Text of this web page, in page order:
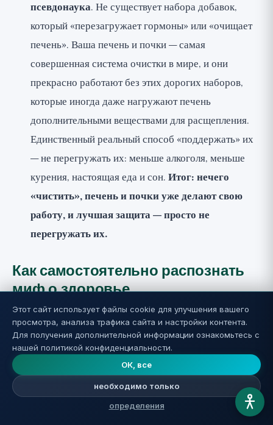
псевдонаука. Не существует набора добавок,
который «перезагружает гормоны» или «очищает
печень». Ваша печень и почки — самая
совершенная система очистки в мире, и они
прекрасно работают без этих дорогих наборов,
которые иногда даже нагружают печень
дополнительными веществами для расщепления.
Единственный реальный способ «поддержать» их
— не перегружать их: меньше алкоголя, меньше
курения, настоящая еда и сон. Итог: нечего
«чистить», печень и почки уже делают свою
работу, и лучшая защита — просто не
перегружать их.
Как самостоятельно распознать
миф о здоровье
Лайфхаки меняются каждый месяц, но
схемы обмана
постоянны. Если вы распознаете эти красные флаги,
вы сможете отсеивать мусор самостоятельно, не
дожидаясь нас. Вот несколько сигнальных слов,
которые почти всегда указывают на миф:
Этот сайт использует файлы cookie для улучшения вашего
просмотра, анализа трафика сайта и настройки контента.
Для получения дополнительной информации ознакомьтесь с
нашей политикой конфиденциальности.
ОК, все
необходимо только
определения